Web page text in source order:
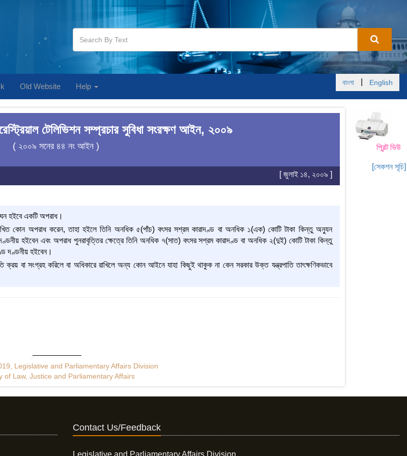
Old Website Help বাংলা English
প্রিন্ট ভিউ
[সেকশন সূচি]
টেলিভিশন সম্প্রচার সুবিধা সংরক্ষণ আইন, ২০০৯
( ২০০৯ সনের ৪৪ নং আইন )
[ জুলাই ১৪, ২০০৯ ]
হইবে একটি অপরাধ।
কোন অপরাধ করেন, তাহা হইলে তিনি অনধিক ৫(পাঁচ) বৎসর সশ্রম কারাদণ্ড বা অনধিক ১(এক) কোটি টাকা কিন্তু অন্যুন
হইবেন এবং অপরাধ পুনরাবৃত্তির ক্ষেত্রে তিনি অনধিক ৭(সাত) বৎসর সশ্রম কারাদণ্ড বা অনধিক ২(দুই) কোটি টাকা কিন্তু
দণ্ডনীয় হইবেন।
ক্রয় বা সংগ্রহ করিলে বা অধিকারে রাখিলে অন্য কোন আইনে যাহা কিছুই থাকুক না কেন সরকার উক্ত যন্ত্রপাতি তাৎক্ষণিকভাবে
Legislative and Parliamentary Affairs Division
of Law, Justice and Parliamentary Affairs
Contact Us/Feedback
Legislative and Parliamentary Affairs Division